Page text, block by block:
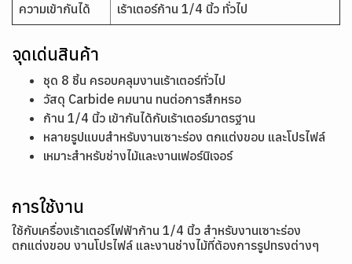
ความเข้ากันได้ เร้าเตอร์ก้าน 1/4 นิ้ว ทั่วไป
จุดเด่นสินค้า
ชุด 8 ชิ้น ครอบคลุมงานเร้าเตอร์ทั่วไป
วัสดุ Carbide คมนาน ทนต่อการสึกหรอ
ก้าน 1/4 นิ้ว เข้ากันได้กับเร้าเตอร์มาตรฐาน
หลายรูปแบบสำหรับงานเซาะร่อง ตกแต่งขอบ และโปรไฟล์
เหมาะสำหรับช่างไม้และงานเฟอร์นิเจอร์
การใช้งาน
ใช้กับเครื่องเร้าเตอร์ไฟฟ้าก้าน 1/4 นิ้ว สำหรับงานเซาะร่อง
ตกแต่งขอบ งานโปรไฟล์ และงานช่างไม้ที่ต้องการรูปทรงต่างๆ